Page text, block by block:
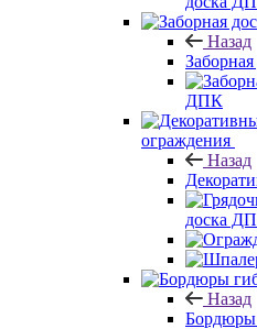
Назад
Заборная
ДПК
ограждения
Назад
доска
Назад
Бордюры